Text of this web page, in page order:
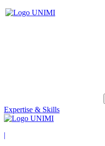
Expertise & Skills
|